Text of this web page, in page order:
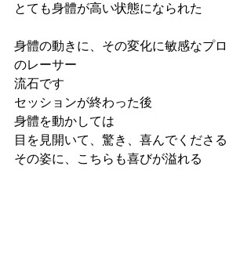
とても身體が高い状態になられた
身體の動きに、その変化に敏感なプロ
のレーサー
流石です
セッションが終わった後
身體を動かしては
目を見開いて、驚き、喜んでくださる
その姿に、こちらも喜びが溢れる